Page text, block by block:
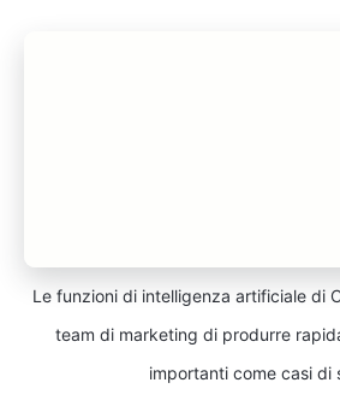
Le funzioni di intelligenza artificiale di
team di marketing di produrre
importanti come casi di